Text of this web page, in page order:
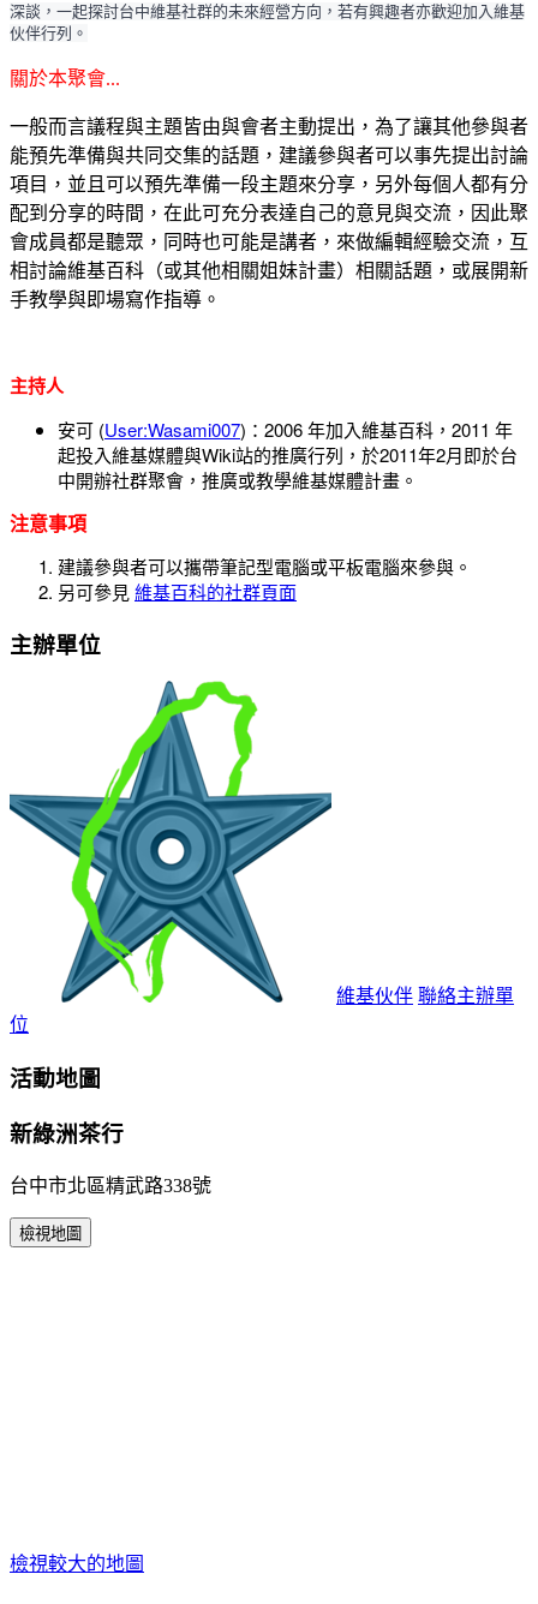
深談，一起探討台中維基社群的未來經營方向，若有興趣者亦歡迎加入維基
伙伴行列 。
關於本聚會...
一般而言議程與主題皆由與會者主動提出，為了讓其他參與者
能預先準備與共同交集的話題，建議參與者可以事先提出討論
項目，並且可以預先準備一段主題來分享，另外每個人都有分
配到分享的時間，在此可充分表達自己的意見與交流，因此聚
會成員都是聽眾，同時也可能是講者，來做編輯經驗交流，互
相討論維基百科（或其他相關姐妹計畫）相關話題，或展開新
手教學與即場寫作指導。
主持人
安可 (User:Wasami007)：2006 年加入維基百科，2011 年
起投入維基媒體與Wiki站的推廣行列，於2011年2月即於台
中開辦社群聚會，推廣或教學維基媒體計畫。
注意事項
建議參與者可以攜帶筆記型電腦或平板電腦來參與。
另可參見 維基百科的社群頁面
主辦單位
維基伙伴 聯絡主辦單
位
活動地圖
新綠洲茶行
台中市北區精武路338號
檢視地圖
檢視較大的地圖